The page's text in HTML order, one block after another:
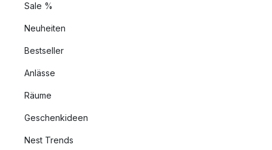
Sale %
Neuheiten
Bestseller
Anlässe
Räume
Geschenkideen
Nest Trends